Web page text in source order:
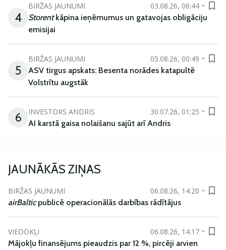
4
BIRŽAS JAUNUMI
03.08.26, 06:44
Storentkāpina ieņēmumus un gatavojas obligāciju
emisijai
5
BIRŽAS JAUNUMI
05.08.26, 00:49
ASV tirgus apskats: Besenta norādes katapultē
Volstrītu augstāk
6 INVESTORS ANDRIS
30.07.26, 01:25
AI karstā gaisa nolaišanu sajūt arī Andris
JAUNĀKĀS ZIŅAS
BIRŽAS JAUNUMI
06.08.26, 14:20
airBalticpublicē operacionālās darbības rādītājus
VIEDOKĻI
06.08.26, 14:17
Mājokļu finansējums pieaudzis par 12 %, pircēji arvien